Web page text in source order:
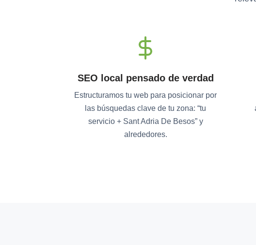
SEO local pensado de verdad
Estructuramos tu web para posicionar por
las búsquedas clave de tu zona: “tu
servicio + Sant Adria De Besos” y
alrededores.